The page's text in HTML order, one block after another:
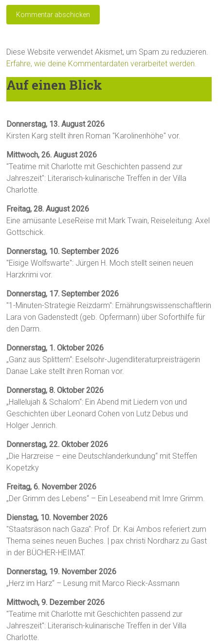
Diese Website verwendet Akismet, um Spam zu reduzieren.
Erfahre, wie deine Kommentardaten verarbeitet werden.
Auf einen Blick
Donnerstag, 13. August 2026
Kirsten Karg stellt ihren Roman "Karolinenhöhe" vor.
Mittwoch, 26. August 2026
"Teatime mit Charlotte mit Geschichten passend zur
Jahreszeit": Literarisch-kulinarische Treffen in der Villa
Charlotte.
Freitag, 28. August 2026
Eine amüsante LeseReise mit Mark Twain, Reiseleitung: Axel
Gottschick.
Donnerstag, 10. September 2026
"Eisige Wolfswarte": Jürgen H. Moch stellt seinen neuen
Harzkrimi vor.
Donnerstag, 17. September 2026
"1-Minuten-Strategie Reizdarm": Ernährungswissenschaftlerin
Lara von Gadenstedt (geb. Opfermann) über Soforthilfe für
den Darm.
Donnerstag, 1. Oktober 2026
„Ganz aus Splittern“: Eselsohr-Jugendliteraturpreisträgerin
Danae Lake stellt ihren Roman vor.
Donnerstag, 8. Oktober 2026
„Hallelujah & Schalom“: Ein Abend mit Liedern von und
Geschichten über Leonard Cohen von Lutz Debus und
Holger Jenrich.
Donnerstag, 22. Oktober 2026
„Die Harzreise – eine Deutschlanderkundung“ mit Steffen
Kopetzky
Freitag, 6. November 2026
„Der Grimm des Lebens“ – Ein Leseabend mit Imre Grimm.
Dienstag, 10. November 2026
"Staatsräson nach Gaza": Prof. Dr. Kai Ambos referiert zum
Thema seines neuen Buches. | pax christi Nordharz zu Gast
in der BÜCHER-HEIMAT.
Donnerstag, 19. November 2026
„Herz im Harz“ – Lesung mit Marco Rieck-Assmann
Mittwoch, 9. Dezember 2026
"Teatime mit Charlotte mit Geschichten passend zur
Jahreszeit": Literarisch-kulinarische Treffen in der Villa
Charlotte.